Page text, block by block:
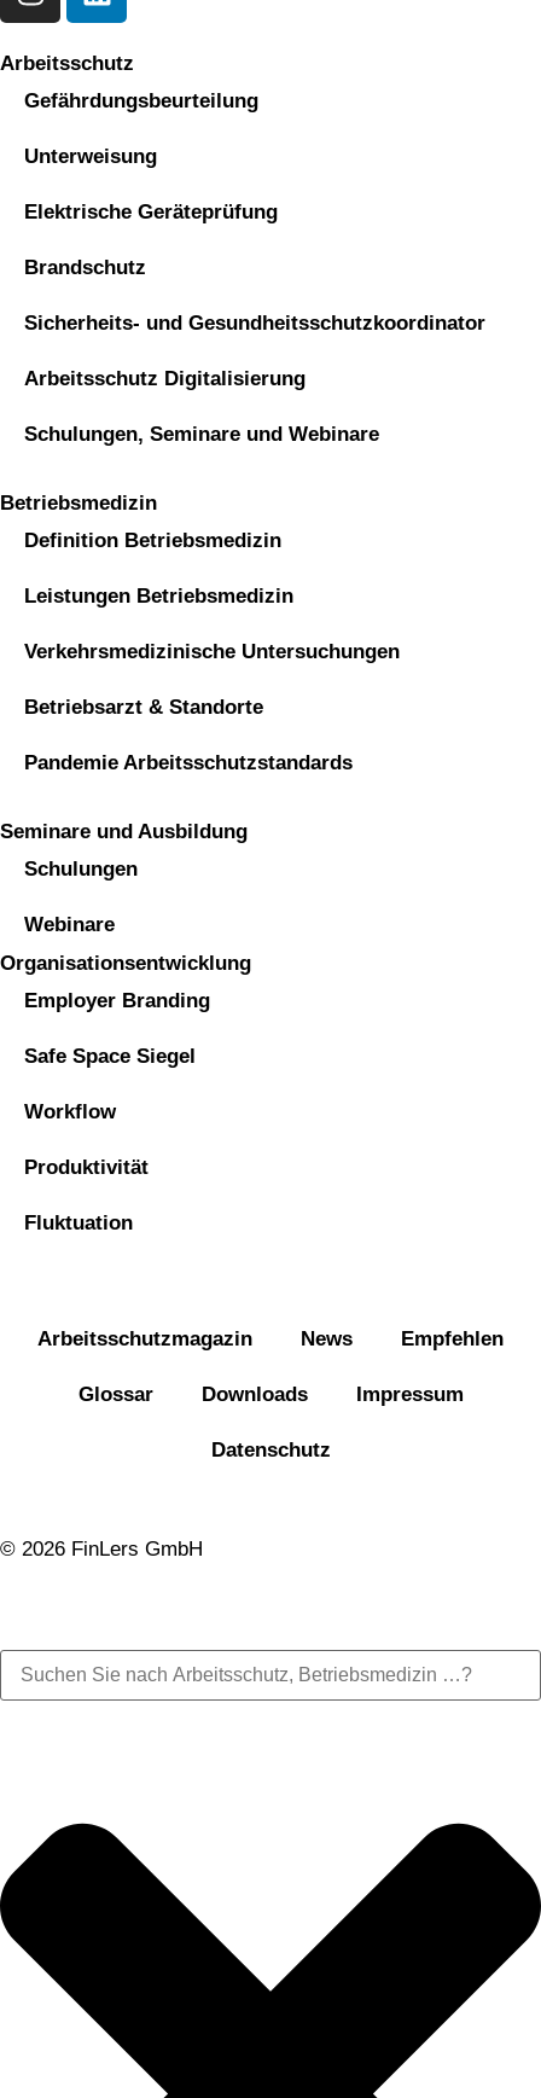
Arbeitsschutz
Gefährdungsbeurteilung
Unterweisung
Elektrische Geräteprüfung
Brandschutz
Sicherheits- und Gesundheitsschutzkoordinator
Arbeitsschutz Digitalisierung
Schulungen, Seminare und Webinare
Betriebsmedizin
Definition Betriebsmedizin
Leistungen Betriebsmedizin
Verkehrsmedizinische Untersuchungen
Betriebsarzt & Standorte
Pandemie Arbeitsschutzstandards
Seminare und Ausbildung
Schulungen
Webinare
Organisationsentwicklung
Employer Branding
Safe Space Siegel
Workflow
Produktivität
Fluktuation
Arbeitsschutzmagazin News Empfehlen
Glossar Downloads Impressum
Datenschutz
© 2026 FinLers GmbH